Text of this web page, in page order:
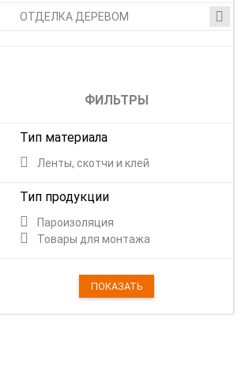
ОТДЕЛКА ДЕРЕВОМ
ФИЛЬТРЫ
Тип материала
Ленты, скотчи и клей
Тип продукции
Пароизоляция
Товары для монтажа